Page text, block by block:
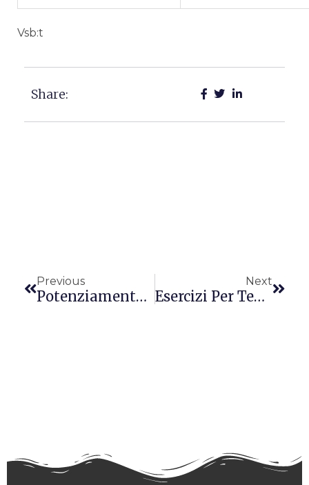
Vsb:t
Share:
Previous
Potenziamento Cardiovascolare
Next
Esercizi Per Tenersi In Forma: I Glutei